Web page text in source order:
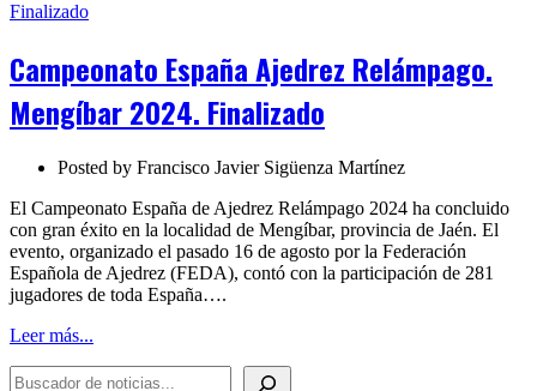
Mengíbar
Finalizado
Campeonato España Ajedrez Relámpago.
Mengíbar 2024. Finalizado
Posted by Francisco Javier Sigüenza Martínez
El Campeonato España de Ajedrez Relámpago 2024 ha concluido
con gran éxito en la localidad de Mengíbar, provincia de Jaén. El
evento, organizado el pasado 16 de agosto por la Federación
Española de Ajedrez (FEDA), contó con la participación de 281
jugadores de toda España….
Leer más...
BUSCADOR DE NOTICIAS